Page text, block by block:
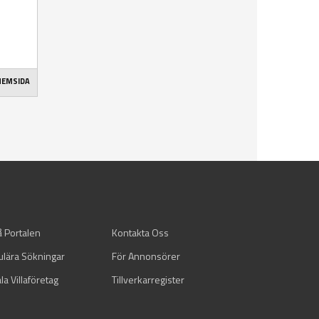
Portalen
Kontakta Oss
Sökningar
För Annonsörer
Villaföretag
Tillverkarregister